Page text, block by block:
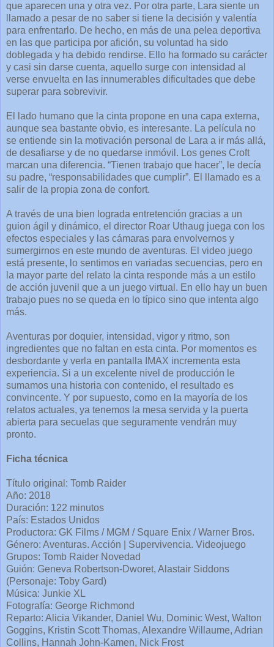
que aparecen una y otra vez. Por otra parte, Lara siente un
llamado a pesar de no saber si tiene la decisión y valentía
para enfrentarlo. De hecho, en más de una pelea deportiva
en las que participa por afición, su voluntad ha sido
doblegada y ha debido rendirse. Ello ha formado su carácter
y casi sin darse cuenta, aquello surge con intensidad al
verse envuelta en las innumerables dificultades que debe
superar para sobrevivir.
El lado humano que la cinta propone en una capa externa,
aunque sea bastante obvio, es interesante. La película no
se entiende sin la motivación personal de Lara a ir más allá,
de desafiarse y de no quedarse inmóvil. Los genes Croft
marcan una diferencia. “Tienen trabajo que hacer”, le decía
su padre, “responsabilidades que cumplir”. El llamado es a
salir de la propia zona de confort.
A través de una bien lograda entretención gracias a un
guion ágil y dinámico, el director Roar Uthaug juega con los
efectos especiales y las cámaras para envolvernos y
sumergirnos en este mundo de aventuras. El video juego
está presente, lo sentimos en variadas secuencias, pero en
la mayor parte del relato la cinta responde más a un estilo
de acción juvenil que a un juego virtual. En ello hay un buen
trabajo pues no se queda en lo típico sino que intenta algo
más.
Aventuras por doquier, intensidad, vigor y ritmo, son
ingredientes que no faltan en esta cinta. Por momentos es
desbordante y verla en pantalla IMAX incrementa esta
experiencia. Si a un excelente nivel de producción le
sumamos una historia con contenido, el resultado es
convincente. Y por supuesto, como en la mayoría de los
relatos actuales, ya tenemos la mesa servida y la puerta
abierta para secuelas que seguramente vendrán muy
pronto.
Ficha técnica
Título original: Tomb Raider
Año: 2018
Duración: 122 minutos
País: Estados Unidos
Productora: GK Films / MGM / Square Enix / Warner Bros.
Género: Aventuras. Acción | Supervivencia. Videojuego
Grupos: Tomb Raider Novedad
Guión: Geneva Robertson-Dworet, Alastair Siddons
(Personaje: Toby Gard)
Música: Junkie XL
Fotografía: George Richmond
Reparto: Alicia Vikander, Daniel Wu, Dominic West, Walton
Goggins, Kristin Scott Thomas, Alexandre Willaume, Adrian
Collins, Hannah John-Kamen, Nick Frost